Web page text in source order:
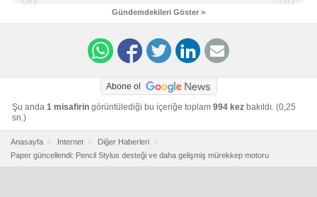
Gündemdekileri Göster >
Abone ol
Şu anda 1 misafirin görüntülediği bu içeriğe toplam 994 kez bakıldı. (0,25
sn.)
Anasayfa Internet
Diğer Haberleri
Paper güncellendi: Pencil Stylus desteği ve daha gelişmiş mürekkep motoru